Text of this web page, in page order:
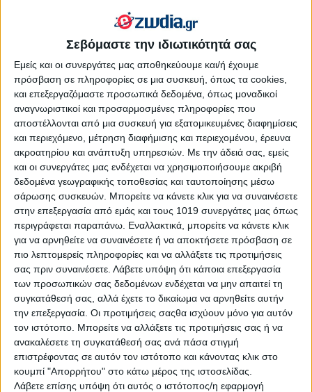
Σεβόμαστε την ιδιωτικότητά σας
Εμείς και οι συνεργάτες μας αποθηκεύουμε και/ή έχουμε
πρόσβαση σε πληροφορίες σε μια συσκευή, όπως τα cookies,
και επεξεργαζόμαστε προσωπικά δεδομένα, όπως μοναδικοί
αναγνωριστικοί και προσαρμοσμένες πληροφορίες που
αποστέλλονται από μια συσκευή για εξατομικευμένες διαφημίσεις
και περιεχόμενο, μέτρηση διαφήμισης και περιεχομένου, έρευνα
ακροατηρίου και ανάπτυξη υπηρεσιών. Με την άδειά σας, εμείς
και οι συνεργάτες μας ενδέχεται να χρησιμοποιήσουμε ακριβή
δεδομένα γεωγραφικής τοποθεσίας και ταυτοποίησης μέσω
σάρωσης συσκευών. Μπορείτε να κάνετε κλικ για να συναινέσετε
στην επεξεργασία από εμάς και τους 1019 συνεργάτες μας όπως
περιγράφεται παραπάνω. Εναλλακτικά, μπορείτε να κάνετε κλικ
για να αρνηθείτε να συναινέσετε ή να αποκτήσετε πρόσβαση σε
πιο λεπτομερείς πληροφορίες και να αλλάξετε τις προτιμήσεις
σας πριν συναινέσετε. Λάβετε υπόψη ότι κάποια επεξεργασία
των προσωπικών σας δεδομένων ενδέχεται να μην απαιτεί τη
συγκατάθεσή σας, αλλά έχετε το δικαίωμα να αρνηθείτε αυτήν
την επεξεργασία. Οι προτιμήσεις σαςθα ισχύουν μόνο για αυτόν
τον ιστότοπο. Μπορείτε να αλλάξετε τις προτιμήσεις σας ή να
ανακαλέσετε τη συγκατάθεσή σας ανά πάσα στιγμή
επιστρέφοντας σε αυτόν τον ιστότοπο και κάνοντας κλικ στο
κουμπί "Απορρήτου" στο κάτω μέρος της ιστοσελίδας.
Λάβετε επίσης υπόψη ότι αυτός ο ιστότοπος/η εφαρμογή
Τι είναι αυτό που εξιτάρει τον
σύντροφό σας; Διαβάστε το ζώδιό του
και αποκρυπτογραφήστε τον/την!
Αν ο σύντροφός σας είναι Κριός:
Στους Κριούς αρέσει η αυτοπεποίθηση και η δύναμη στο
σύντροφό τους και έτσι μπορείτε να εφαρμόσετε αυτό για να
κερδίσετε την καρδιά τους. Θα πρέπει να τους επιβεβαιώσετε
ότι δεν θέλετε να υπερισχύσετε, απλά ότι πιστεύετε στον εαυτό
σας, γιατί οι Κριοί θέλουν να έχουν εκείνοι το προβάδισμα.
Είναι πολύ ανοικτοί και ειλικρινείς και θα πρέπει να είστε το
ίδιο κι εσείς. Αντιθέτως, απεχθάνονται τα παιχνίδια του μυαλού
και τα τεχνάσματα και αν αισθάνονται ότι εξαπατώνται, θα
τρέξουν χιλιόμετρα μακριά. Καλέστε τους σε ένα επίσημο
δείπνο σε ένα ρομαντικό εστιατόριο, αλλά εξασφαλίστε πρώτα
ότι ποτέ δεν έχουν ξαναπάει στο παρελθόν, και μην ξεχνάτε να
κρατάτε ζωντανό τον ενθουσιασμό τους για την περιπέτεια. Να
τους τραβάτε συνέχεια την προσοχή και θα ξετρελαθούν όλο
και περισσότερο μαζί σας. Πάντα να είστε ειλικρινείς μαζί τους
και θα κερδίσετε την πρώτη θέση στην καρδιά τους.